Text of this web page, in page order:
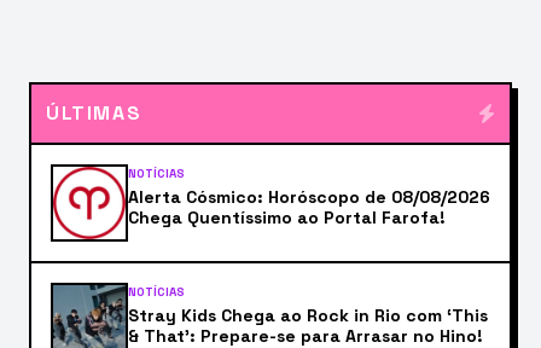
ÚLTIMAS
NOTÍCIAS
Alerta Cósmico: Horóscopo de 08/08/2026
Chega Quentíssimo ao Portal Farofa!
NOTÍCIAS
Stray Kids Chega ao Rock in Rio com ‘This
& That’: Prepare-se para Arrasar no Hino!